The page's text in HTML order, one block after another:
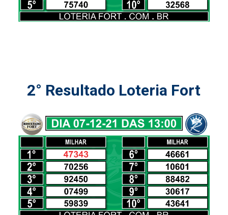
2° Resultado Loteria Fort